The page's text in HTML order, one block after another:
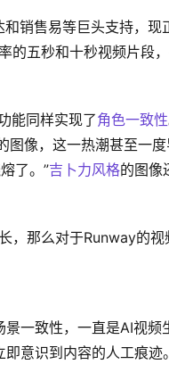
销售易等巨头支持，现
的五秒和十秒视频片段
能同样实现了角色一致性
像，这一热潮甚至一
了。”吉卜力风格的图像
，那么对于Runway的
一致性，一直是AI视
意识到内容的人工痕迹。